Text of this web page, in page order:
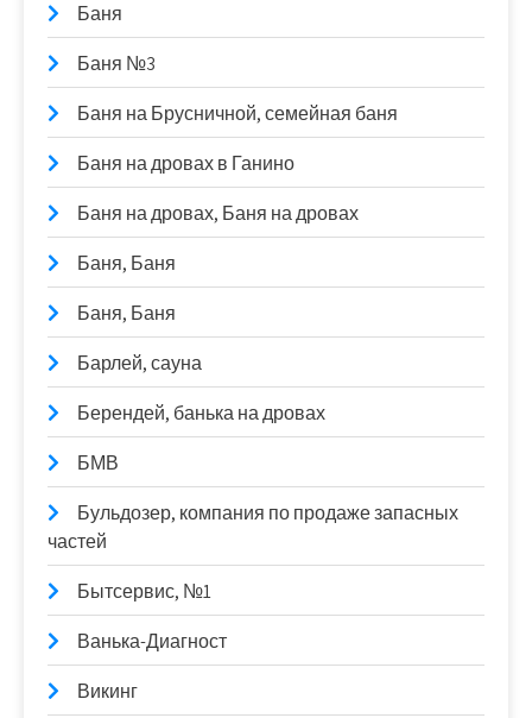
Баня
Баня №3
Баня на Брусничной, семейная баня
Баня на дровах в Ганино
Баня на дровах, Баня на дровах
Баня, Баня
Баня, Баня
Барлей, сауна
Берендей, банька на дровах
БМВ
Бульдозер, компания по продаже запасных
частей
Бытсервис, №1
Ванька-Диагност
Викинг